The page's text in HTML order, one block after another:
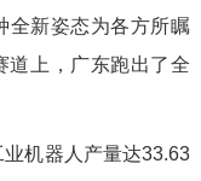
全新姿态为各方所瞩
上，广东跑出了全
机器人产量达33.63